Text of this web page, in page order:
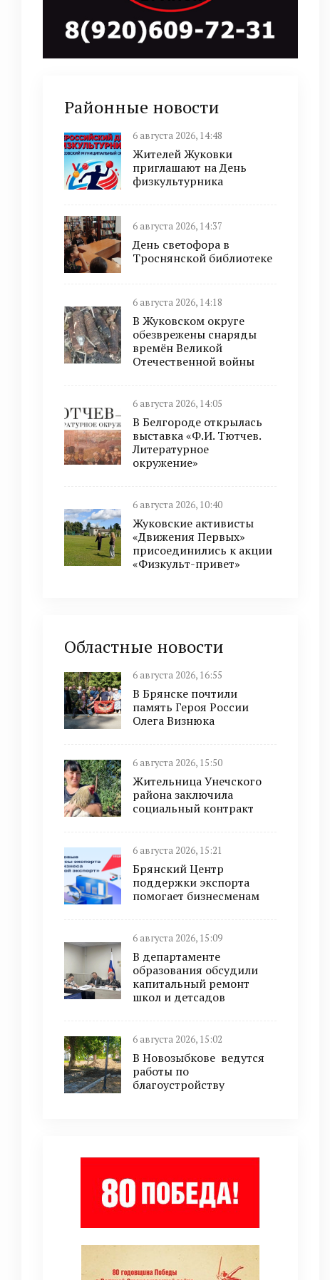
Районные новости
6 августа 2026, 14:48
Жителей Жуковки
приглашают на День
физкультурника
6 августа 2026, 14:37
День светофора в
Троснянской библиотеке
6 августа 2026, 14:18
В Жуковском округе
обезврежены снаряды
времён Великой
Отечественной войны
6 августа 2026, 14:05
В Белгороде открылась
выставка «Ф.И. Тютчев.
Литературное
окружение»
6 августа 2026, 10:40
Жуковские активисты
«Движения Первых»
присоединились к акции
«Физкульт-привет»
Областные новости
6 августа 2026, 16:55
В Брянске почтили
память Героя России
Олега Визнюка
6 августа 2026, 15:50
Жительница Унечского
района заключила
социальный контракт
6 августа 2026, 15:21
Брянский Центр
поддержки экспорта
помогает бизнесменам
6 августа 2026, 15:09
В департаменте
образования обсудили
капитальный ремонт
школ и детсадов
6 августа 2026, 15:02
В Новозыбкове ведутся
работы по
благоустройству